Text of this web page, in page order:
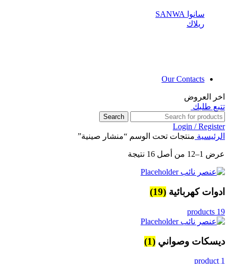
سانوا SANWA
ريلاك
Our Contacts
اخر العروض
تتبع طلبك
Search
Login / Register
الرئيسية منتجات تحت الوسم “منشار صينية”
عرض 1–12 من أصل 16 نتيجة
ادوات كهربائية (19)
19 products
ديسكات وصواني (1)
1 product